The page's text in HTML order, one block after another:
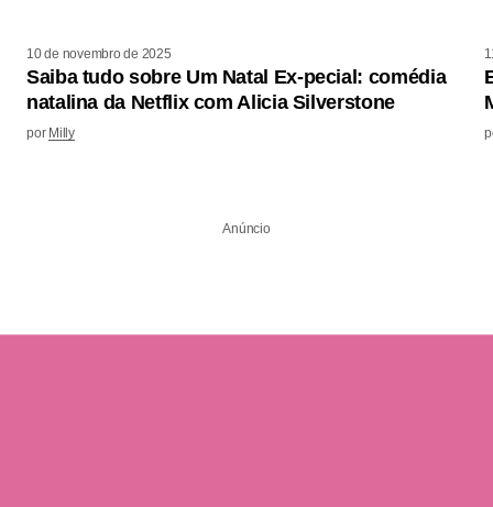
10 de novembro de 2025
Saiba tudo sobre Um Natal Ex-pecial: comédia
natalina da Netflix com Alicia Silverstone
por Milly
Anúncio